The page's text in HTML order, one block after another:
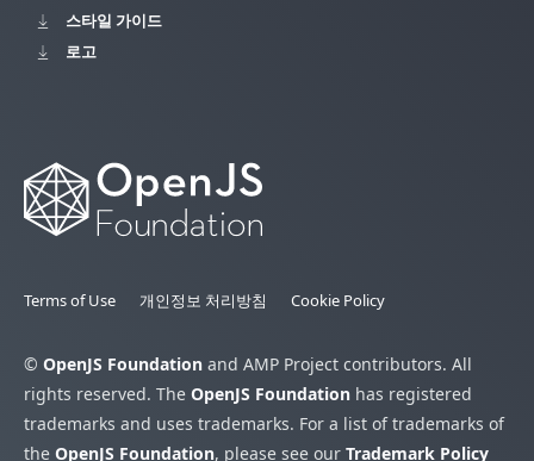
스타일 가이드
로고
Terms of Use 개인정보 처리방침 Cookie Policy
© OpenJS Foundation and AMP Project contributors. All
rights reserved. The OpenJS Foundation has registered
trademarks and uses trademarks. For a list of trademarks of
the OpenJS Foundation, please see our Trademark Policy